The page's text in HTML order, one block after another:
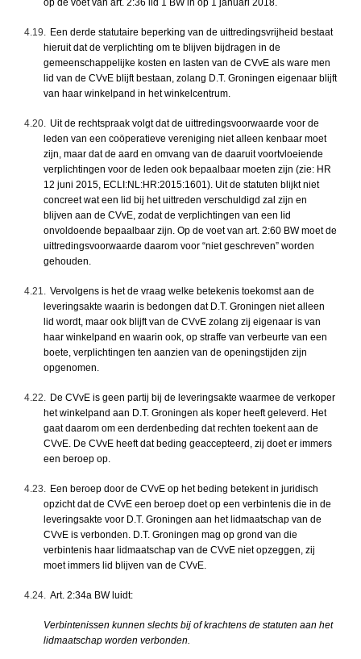
op de voet van art. 2:36 lid 1 BW in op 1 januari 2018.
4.19. Een derde statutaire beperking van de uittredingsvrijheid bestaat
hieruit dat de verplichting om te blijven bijdragen in de
gemeenschappelijke kosten en lasten van de CVvE als ware men
lid van de CVvE blijft bestaan, zolang D.T. Groningen eigenaar blijft
van haar winkelpand in het winkelcentrum.
4.20. Uit de rechtspraak volgt dat de uittredingsvoorwaarde voor de
leden van een coöperatieve vereniging niet alleen kenbaar moet
zijn, maar dat de aard en omvang van de daaruit voortvloeiende
verplichtingen voor de leden ook bepaalbaar moeten zijn (zie: HR
12 juni 2015, ECLI:NL:HR:2015:1601). Uit de statuten blijkt niet
concreet wat een lid bij het uittreden verschuldigd zal zijn en
blijven aan de CVvE, zodat de verplichtingen van een lid
onvoldoende bepaalbaar zijn. Op de voet van art. 2:60 BW moet de
uittredingsvoorwaarde daarom voor “niet geschreven” worden
gehouden.
4.21. Vervolgens is het de vraag welke betekenis toekomst aan de
leveringsakte waarin is bedongen dat D.T. Groningen niet alleen
lid wordt, maar ook blijft van de CVvE zolang zij eigenaar is van
haar winkelpand en waarin ook, op straffe van verbeurte van een
boete, verplichtingen ten aanzien van de openingstijden zijn
opgenomen.
4.22. De CVvE is geen partij bij de leveringsakte waarmee de verkoper
het winkelpand aan D.T. Groningen als koper heeft geleverd. Het
gaat daarom om een derdenbeding dat rechten toekent aan de
CVvE. De CVvE heeft dat beding geaccepteerd, zij doet er immers
een beroep op.
4.23. Een beroep door de CVvE op het beding betekent in juridisch
opzicht dat de CVvE een beroep doet op een verbintenis die in de
leveringsakte voor D.T. Groningen aan het lidmaatschap van de
CVvE is verbonden. D.T. Groningen mag op grond van die
verbintenis haar lidmaatschap van de CVvE niet opzeggen, zij
moet immers lid blijven van de CVvE.
4.24. Art. 2:34a BW luidt:
Verbintenissen kunnen slechts bij of krachtens de statuten aan het
lidmaatschap worden verbonden.